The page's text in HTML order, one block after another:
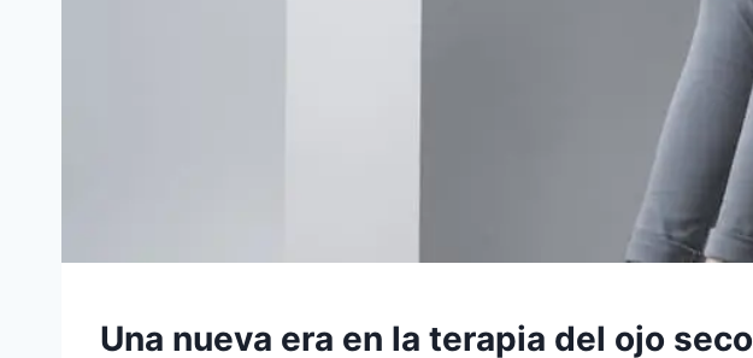
Una nueva era en la terapia del ojo seco